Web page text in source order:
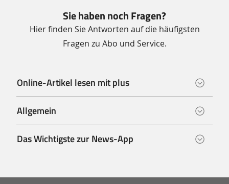
Sie haben noch Fragen?
Hier finden Sie Antworten auf die häufigsten
Fragen zu Abo und Service.
Online-Artikel lesen mit plus
Allgemein
Das Wichtigste zur News-App